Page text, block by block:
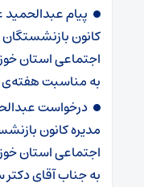
پیام
کانون
اجتماعی استان
به مناسبت هفته‌ی
درخواست
مدیره کانون
اجتماعی استان
به جناب آقای